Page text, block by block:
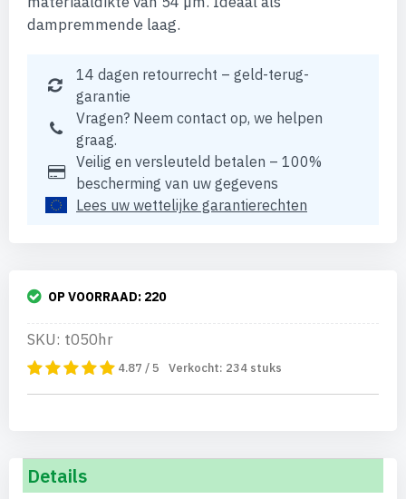
dampremmende laag.
14 dagen retourrecht – geld-terug-
garantie
Vragen? Neem contact op, we helpen
graag.
Veilig en versleuteld betalen – 100%
bescherming van uw gegevens
Lees uw wettelijke garantierechten
OP VOORRAAD: 220
SKU: t050hr
4.87 / 5 Verkocht: 234 stuks
Details